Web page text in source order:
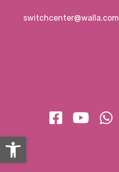
switchcenter@walla.com